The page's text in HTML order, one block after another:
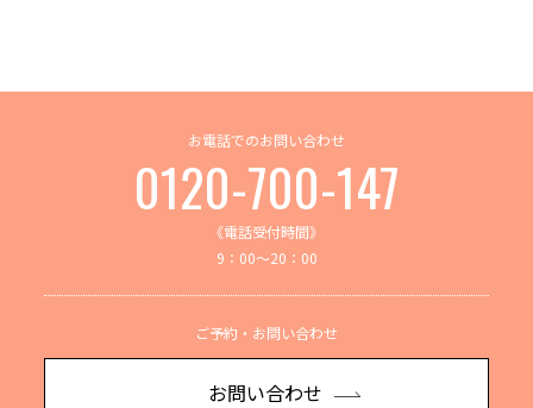
お電話でのお問い合わせ
0120-700-147
《電話受付時間》
9：00～20：00
ご予約・お問い合わせ
お問い合わせ